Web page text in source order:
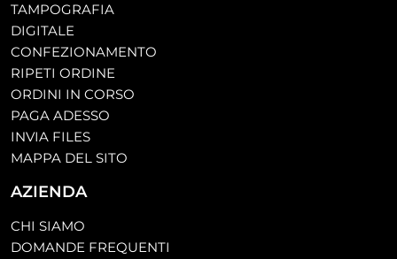
TAMPOGRAFIA
DIGITALE
CONFEZIONAMENTO
RIPETI ORDINE
ORDINI IN CORSO
PAGA ADESSO
INVIA FILES
MAPPA DEL SITO
AZIENDA
CHI SIAMO
DOMANDE FREQUENTI